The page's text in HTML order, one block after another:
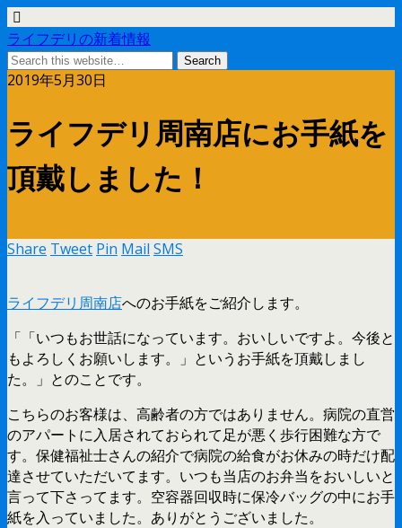
ライフデリの新着情報
2019年5月30日
ライフデリ周南店にお手紙を
頂戴しました！
Share Tweet Pin Mail SMS
ライフデリ周南店へのお手紙をご紹介します。
「「いつもお世話になっています。おいしいですよ。今後と
もよろしくお願いします。」というお手紙を頂戴しまし
た。」とのことです。
こちらのお客様は、高齢者の方ではありません。病院の直営
のアパートに入居されておられて足が悪く歩行困難な方で
す。保健福祉士さんの紹介で病院の給食がお休みの時だけ配
達させていただいてます。いつも当店のお弁当をおいしいと
言って下さってます。空容器回収時に保冷バッグの中にお手
紙を入っていました。ありがとうございました。